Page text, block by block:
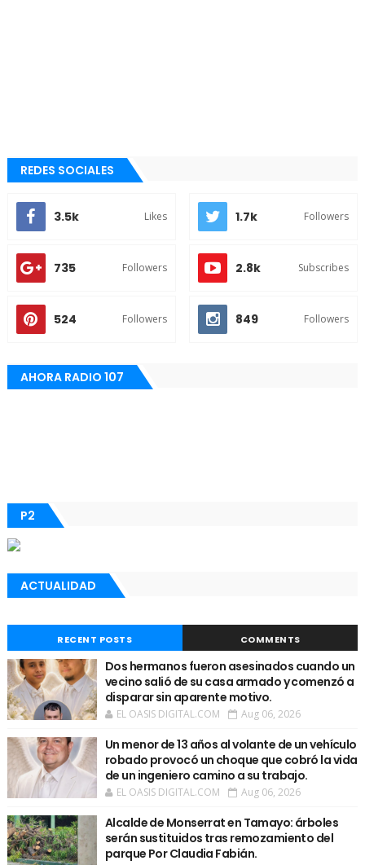
REDES SOCIALES
3.5k Likes 1.7k Followers
735 Followers 2.8k Subscribes
524 Followers 849 Followers
AHORA RADIO 107
P2
ACTUALIDAD
RECENT POSTS COMMENTS
Dos hermanos fueron asesinados cuando un
vecino salió de su casa armado y comenzó a
disparar sin aparente motivo.
EL OASIS DIGITAL.COM Aug 06, 2026
Un menor de 13 años al volante de un vehículo
robado provocó un choque que cobró la vida
de un ingeniero camino a su trabajo.
EL OASIS DIGITAL.COM Aug 06, 2026
Alcalde de Monserrat en Tamayo: árboles
serán sustituidos tras remozamiento del
parque Por Claudia Fabián.